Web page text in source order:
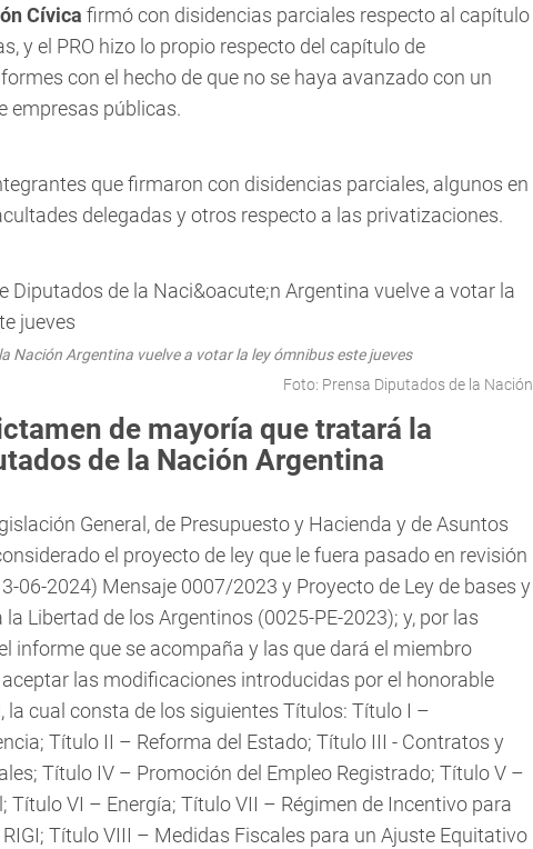
Cívica firmó con disidencias parciales respecto al capítulo
y el PRO hizo lo propio respecto del capítulo de
con el hecho de que no se haya avanzado con un
empresas públicas.
que firmaron con disidencias parciales, algunos en
delegadas y otros respecto a las privatizaciones.
Nación Argentina vuelve a votar la ley ómnibus este jueves
Foto: Prensa Diputados de la Nación
de mayoría que tratará la
de la Nación Argentina
General, de Presupuesto y Hacienda y de Asuntos
el proyecto de ley que le fuera pasado en revisión
06-2024) Mensaje 0007/2023 y Proyecto de Ley de bases y
Libertad de los Argentinos (0025-PE-2023); y, por las
informe que se acompaña y las que dará el miembro
las modificaciones introducidas por el honorable
la cual consta de los siguientes Títulos: Título I –
Título II – Reforma del Estado; Título III - Contratos y
Título IV – Promoción del Empleo Registrado; Título V –
Título VI – Energía; Título VII – Régimen de Incentivo para
Título VIII – Medidas Fiscales para un Ajuste Equitativo